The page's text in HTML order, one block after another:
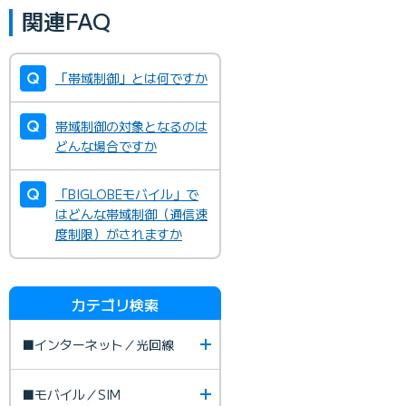
関連FAQ
「帯域制御」とは何ですか
帯域制御の対象となるのは
どんな場合ですか
「BIGLOBEモバイル」で
はどんな帯域制御（通信速
度制限）がされますか
カテゴリ検索
■インターネット／光回線
■モバイル／SIM